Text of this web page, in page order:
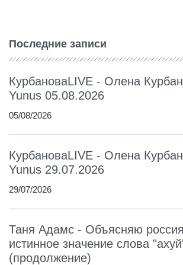
Последние записи
КурбановаLIVE - Олена
Yunus 05.08.2026
05/08/2026
КурбановаLIVE - Олена
Yunus 29.07.2026
29/07/2026
Таня Адамс - Объясняю
истинное значение слова
(продолжение)